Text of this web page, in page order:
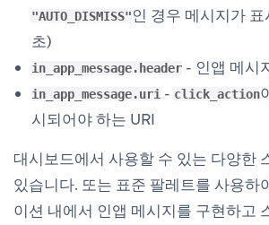
"AUTO_DISMISS"인 경우 메시지가
초)
in_app_message.header - 인앱 메시
in_app_message.uri - click_action
시되어야 하는 URI
대시보드에서 사용할 수 있는 다양한
있습니다. 또는 표준 팔레트를 사용하
이션 내에서 인앱 메시지를 구현하고